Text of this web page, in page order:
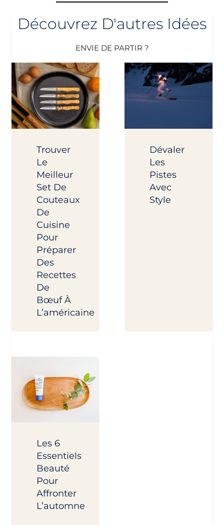
Découvrez D'autres Idées
ENVIE DE PARTIR ?
Trouver
Le
Meilleur
Set De
Couteaux
De
Cuisine
Pour
Préparer
Des
Recettes
De
Bœuf À
L’américaine
Dévaler
Les
Pistes
Avec
Style
Les 6
Essentiels
Beauté
Pour
Affronter
L’automne